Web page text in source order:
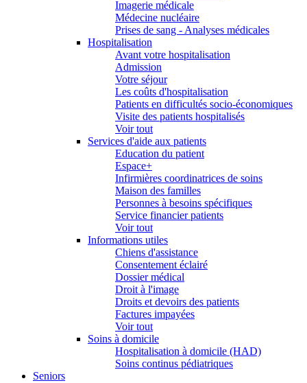
Imagerie médicale
Médecine nucléaire
Prises de sang - Analyses médicales
Hospitalisation
Avant votre hospitalisation
Admission
Votre séjour
Les coûts d'hospitalisation
Patients en difficultés socio-économiques
Visite des patients hospitalisés
Voir tout
Services d'aide aux patients
Education du patient
Espace+
Infirmières coordinatrices de soins
Maison des familles
Personnes à besoins spécifiques
Service financier patients
Voir tout
Informations utiles
Chiens d'assistance
Consentement éclairé
Dossier médical
Droit à l'image
Droits et devoirs des patients
Factures impayées
Voir tout
Soins à domicile
Hospitalisation à domicile (HAD)
Soins continus pédiatriques
Seniors